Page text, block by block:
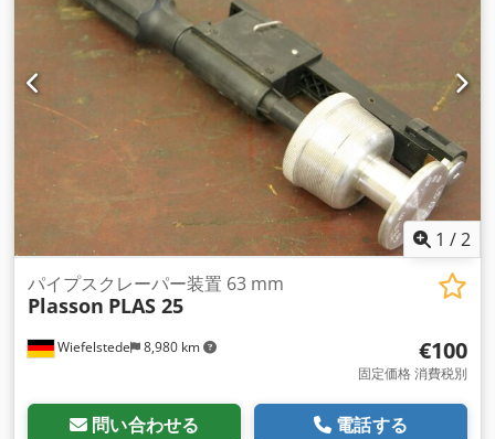
1 /2
Wiefelstede 8,980 km
パイプスクレーパー装置 63 mm
Plasson PLAS 25
€100
固定価格 消費税別
問い合わせる 電話する